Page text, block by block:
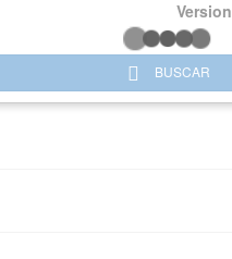
Version
BUSCAR